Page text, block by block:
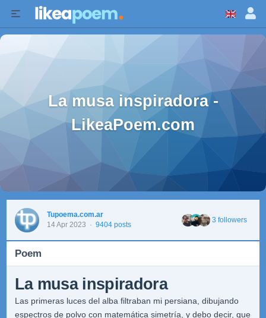
La musa inspiradora -
LikeaPoem.com
Tupoema.com.ar
14 Apr 2023 · 9404 posts
3 followers
Poem
La musa inspiradora
Las primeras luces del alba filtraban mi persiana, dibujando
espectros de polvo con matemática simetría, y debo decir, que